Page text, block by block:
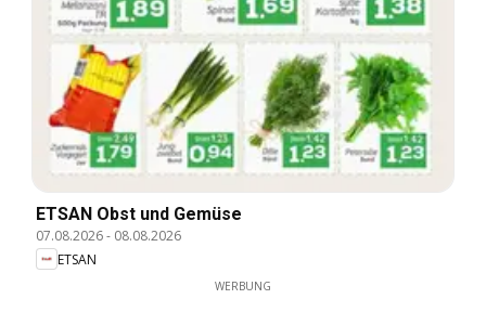
ETSAN Obst und Gemüse
07.08.2026- 08.08.2026
ETSAN
WERBUNG